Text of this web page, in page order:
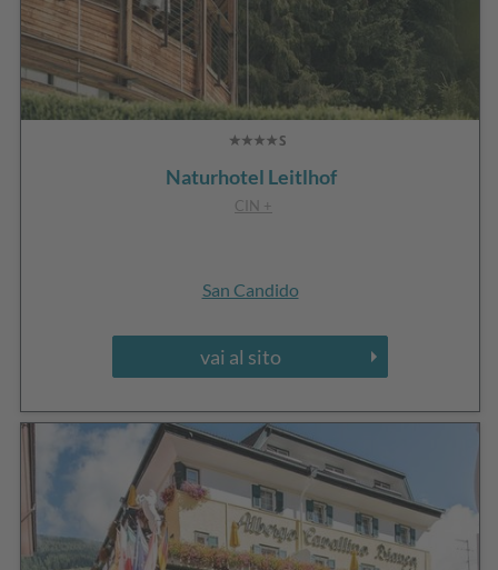
Naturhotel Leitlhof
CIN +
San Candido
vai al sito